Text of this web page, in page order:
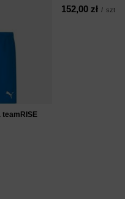
152,00 zł / szt.